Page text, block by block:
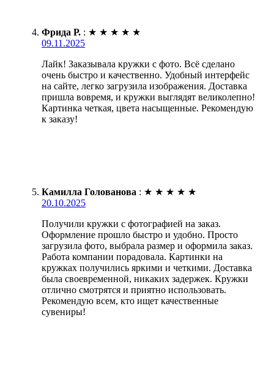
Фрида Р. : ★ ★ ★ ★ ★
09.11.2025
Лайк! Заказывала кружки с фото. Всё сделано
очень быстро и качественно. Удобный интерфейс
на сайте, легко загрузила изображения. Доставка
пришла вовремя, и кружки выглядят великолепно!
Картинка четкая, цвета насыщенные. Рекомендую
к заказу!
Камилла Голованова : ★ ★ ★ ★ ★
20.10.2025
Получили кружки с фотографией на заказ.
Оформление прошло быстро и удобно. Просто
загрузила фото, выбрала размер и оформила заказ.
Работа компании порадовала. Картинки на
кружках получились яркими и четкими. Доставка
была своевременной, никаких задержек. Кружки
отлично смотрятся и приятно использовать.
Рекомендую всем, кто ищет качественные
сувениры!